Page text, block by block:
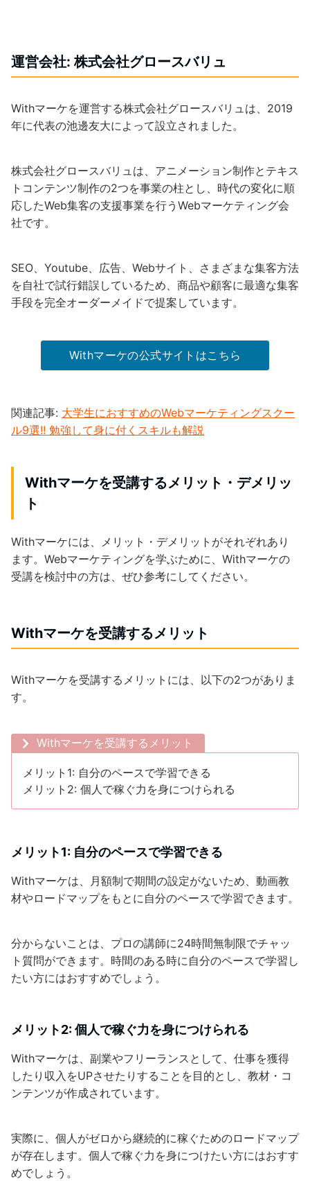
運営会社: 株式会社グロースバリュ
Withマーケを運営する株式会社グロースバリュは、2019
年に代表の池邊友大によって設立されました。
株式会社グロースバリュは、アニメーション制作とテキス
トコンテンツ制作の2つを事業の柱とし、時代の変化に順
応したWeb集客の支援事業を行うWebマーケティング会
社です。
SEO、Youtube、広告、Webサイト、さまざまな集客方法
を自社で試行錯誤しているため、商品や顧客に最適な集客
手段を完全オーダーメイドで提案しています。
Withマーケの公式サイトはこちら
関連記事: 大学生におすすめのWebマーケティングスクー
ル9選!! 勉強して身に付くスキルも解説
Withマーケを受講するメリット・デメリッ
ト
Withマーケには、メリット・デメリットがそれぞれあり
ます。Webマーケティングを学ぶために、Withマーケの
受講を検討中の方は、ぜひ参考にしてください。
Withマーケを受講するメリット
Withマーケを受講するメリットには、以下の2つがありま
す。
Withマーケを受講するメリット
メリット1: 自分のペースで学習できる
メリット2: 個人で稼ぐ力を身につけられる
メリット1: 自分のペースで学習できる
Withマーケは、月額制で期間の設定がないため、動画教
材やロードマップをもとに自分のペースで学習できます。
分からないことは、プロの講師に24時間無制限でチャッ
ト質問ができます。時間のある時に自分のペースで学習し
たい方にはおすすめでしょう。
メリット2: 個人で稼ぐ力を身につけられる
Withマーケは、副業やフリーランスとして、仕事を獲得
したり収入をUPさせたりすることを目的とし、教材・コ
ンテンツが作成されています。
実際に、個人がゼロから継続的に稼ぐためのロードマップ
が存在します。個人で稼ぐ力を身につけたい方にはおすす
めでしょう。